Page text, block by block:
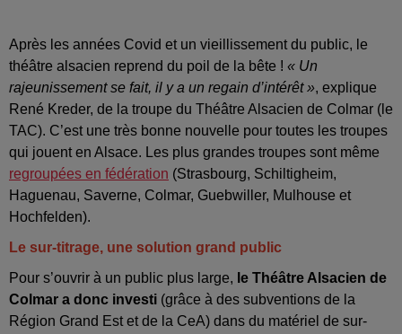
Après les années Covid et un vieillissement du public, le
théâtre alsacien reprend du poil de la bête ! « Un
rajeunissement se fait, il y a un regain d’intérêt », explique
René Kreder, de la troupe du Théâtre Alsacien de Colmar (le
TAC). C’est une très bonne nouvelle pour toutes les troupes
qui jouent en Alsace. Les plus grandes troupes sont même
regroupées en fédération (Strasbourg, Schiltigheim,
Haguenau, Saverne, Colmar, Guebwiller, Mulhouse et
Hochfelden).
Le sur-titrage, une solution grand public
Pour s’ouvrir à un public plus large, le Théâtre Alsacien de
Colmar a donc investi (grâce à des subventions de la
Région Grand Est et de la CeA) dans du matériel de sur-